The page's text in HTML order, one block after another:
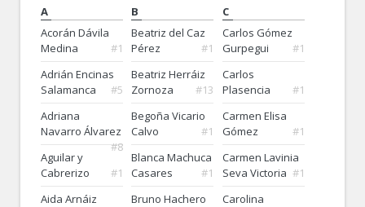
A
Acorán Dávila
Medina
#1
Adrián Encinas
Salamanca
#5
Adriana
Navarro Álvarez
#8
Aguilar y
Cabrerizo
#1
Aida Arnáiz
B
Beatriz del Caz
Pérez
#1
Beatriz Herráiz
Zornoza
#13
Begoña Vicario
Calvo
#1
Blanca Machuca
Casares
#1
Bruno Hachero
C
Carlos Gómez
Gurpegui
#1
Carlos
Plasencia
#1
Carmen Elisa
Gómez
#1
Carmen Lavinia
Seva Victoria #1
Carolina